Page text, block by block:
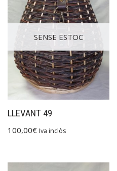
SENSE ESTOC
LLEVANT 49
100,00€ Iva inclòs